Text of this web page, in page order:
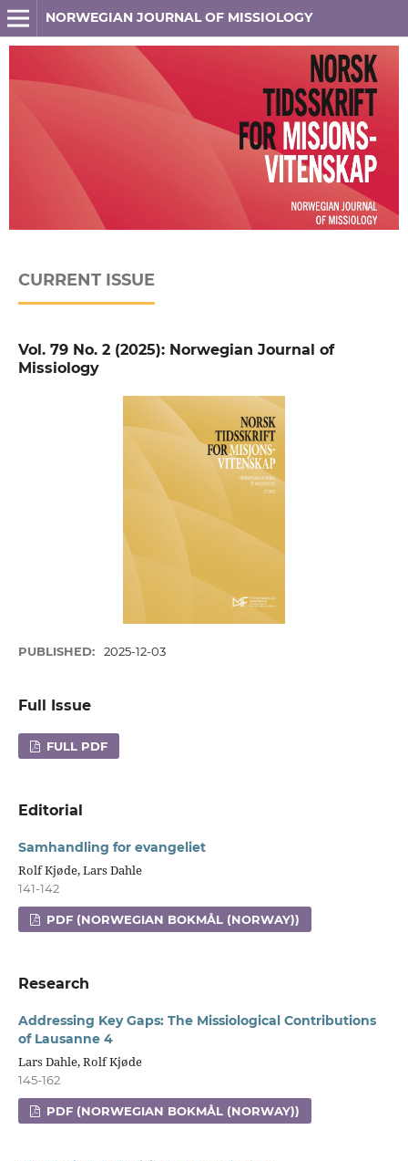
NORWEGIAN JOURNAL OF MISSIOLOGY
CURRENT ISSUE
Vol. 79 No. 2 (2025): Norwegian Journal of
Missiology
PUBLISHED: 2025-12-03
Full Issue
FULL PDF
Editorial
Samhandling for evangeliet
Rolf Kjøde, Lars Dahle
141-142
PDF (NORWEGIAN BOKMÅL (NORWAY))
Research
Addressing Key Gaps: The Missiological Contributions
of Lausanne 4
Lars Dahle, Rolf Kjøde
145-162
PDF (NORWEGIAN BOKMÅL (NORWAY))